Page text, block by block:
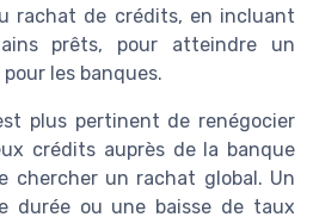
rachat de crédits, en incluant
prêts, pour atteindre un
les banques.
plus pertinent de renégocier
crédits auprès de la banque
chercher un rachat global. Un
durée ou une baisse de taux